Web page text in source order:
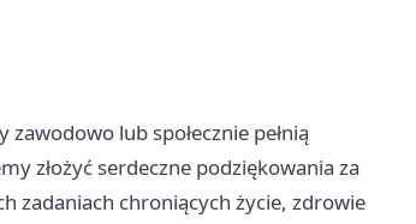
lub społecznie pełnią
złożyć serdeczne podziękowania za
zadaniach chroniących życie, zdrowie